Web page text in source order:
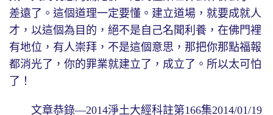
差遠了。這個道理一定要懂。建立道場，就要成就人
才，以這個為目的，絕不是自己名聞利養，在佛門裡
有地位，有人崇拜，不是這個意思，那把你那點福報
都消光了，你的罪業就建立了，成立了。所以太可怕
了！
文章恭錄—2014淨土大經科註第166集2014/01/19